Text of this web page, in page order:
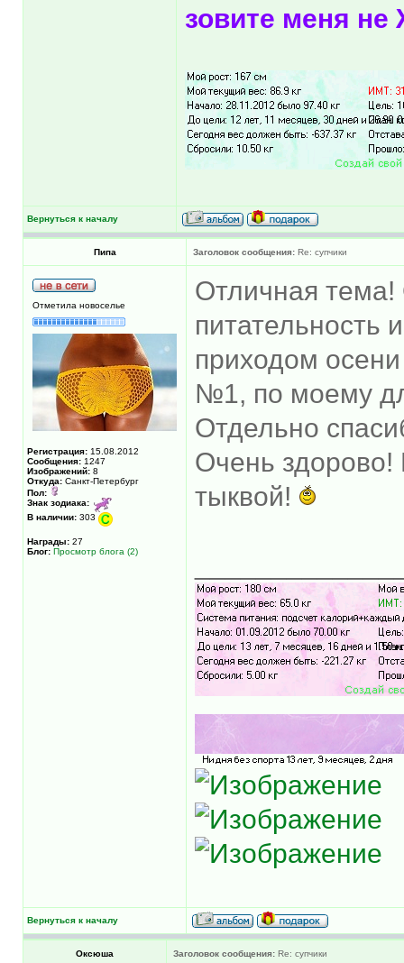
зовите меня
Вернуться к началу
Пипа Заголовок сообщения: Re: супчики
Отметила новоселье
Регистрация: 15.08.2012
Сообщения: 1247
Изображений: 8
Откуда: Санкт-Петербург
Пол:
Знак зодиака:
В наличии: 303
Награды: 27
Блог: Просмотр блога (2)
Отличная тема!
питательность
приходом
№1, по моему
Отдельно
Очень здорово!
тыквой!
Вернуться к началу
Оксюша Заголовок сообщения: Re: супчики